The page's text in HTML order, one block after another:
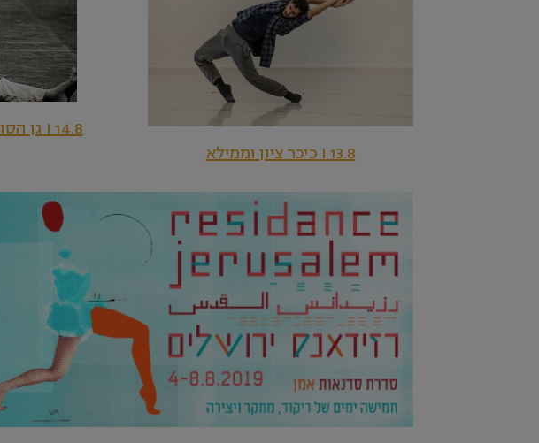
13.8 I כיכר ציון וממילא
14.8 I גן הסוס ואולם לאו מודל-ז'ראר בכר